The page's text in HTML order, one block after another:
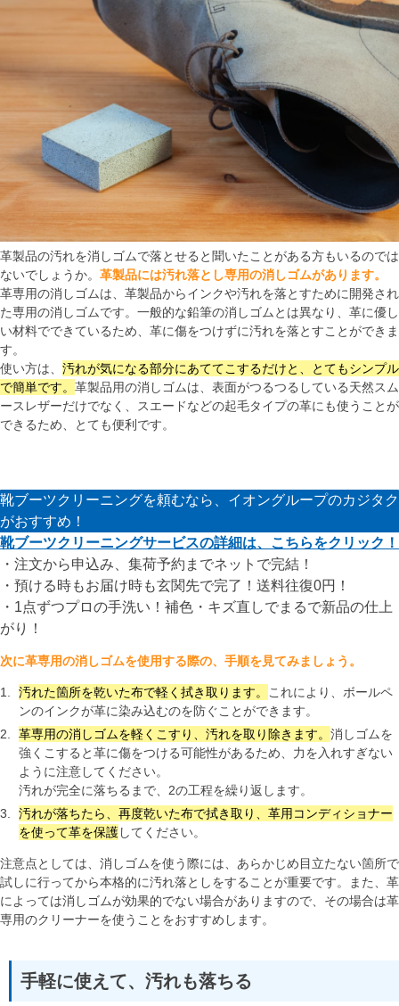
革製品の汚れを消しゴムで落とせると聞いたことがある方もいるのでは
ないでしょうか。 革製品には汚れ落とし専用の消しゴムがあります。
革専用の消しゴムは、革製品からインクや汚れを落とすために開発され
た専用の消しゴムです。一般的な鉛筆の消しゴムとは異なり、革に優し
い材料でできているため、革に傷をつけずに汚れを落とすことができま
す。
使い方は、 汚れが気になる部分にあててこするだけと、とてもシンプル
で簡単です。 革製品用の消しゴムは、表面がつるつるしている天然スム
ースレザーだけでなく、スエードなどの起毛タイプの革にも使うことが
できるため、とても便利です。
靴ブーツクリーニングを頼むなら、イオングループのカジタク
がおすすめ！
靴ブーツクリーニングサービスの詳細は、こちらをクリック！
・注文から申込み、集荷予約までネットで完結！
・預ける時もお届け時も玄関先で完了！送料往復0円！
・1点ずつプロの手洗い！補色・キズ直しでまるで新品の仕上
がり！
次に革専用の消しゴムを使用する際の、手順を見てみましょう。
汚れた箇所を乾いた布で軽く拭き取ります。
これにより、ボールペ
ンのインクが革に染み込むのを防ぐことができます。
革専用の消しゴムを軽くこすり、汚れを取り除きます。 消しゴムを
強くこすると革に傷をつける可能性があるため、力を入れすぎない
ように注意してください。
汚れが完全に落ちるまで、2の工程を繰り返します。
汚れが落ちたら、再度乾いた布で拭き取り、革用コンディショナー
を使って革を保護してください。
注意点としては、消しゴムを使う際には、あらかじめ目立たない箇所で
試しに行ってから本格的に汚れ落としをすることが重要です。また、革
によっては消しゴムが効果的でない場合がありますので、その場合は革
専用のクリーナーを使うことをおすすめします。
手軽に使えて、汚れも落ちる